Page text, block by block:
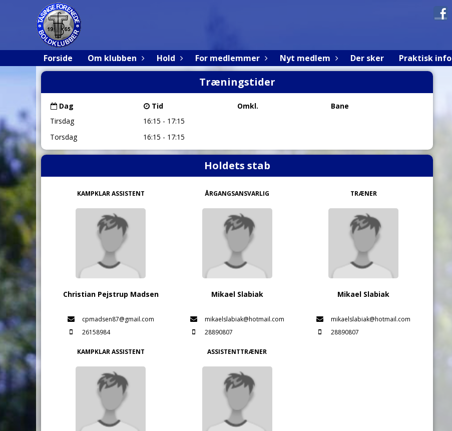
Forside Om klubben Hold For medlemmer Nyt medlem Der sker Praktisk info
Træningstider
Dag Tid Omkl.
Bane
Tirsdag
16:15 - 17:15
Torsdag
16:15 - 17:15
Holdets stab
KAMPKLAR ASSISTENT
Christian Pejstrup Madsen
cpmadsen87@gmail.com
26158984
ÅRGANGSANSVARLIG
Mikael Slabiak
mikaelslabiak@hotmail.com
28890807
TRÆNER
Mikael Slabiak
mikaelslabiak@hotmail.com
28890807
KAMPKLAR ASSISTENT ASSISTENTTRÆNER